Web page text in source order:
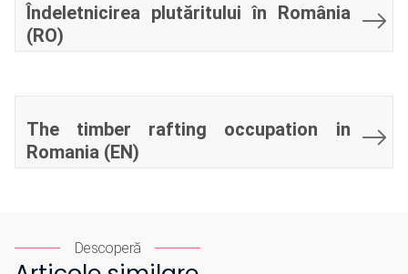
Îndeletnicirea plutăritului în România
(RO)
The timber rafting occupation in
Romania (EN)
Descoperă